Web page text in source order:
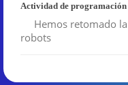
Actividad de
Hemos retomado la
robots